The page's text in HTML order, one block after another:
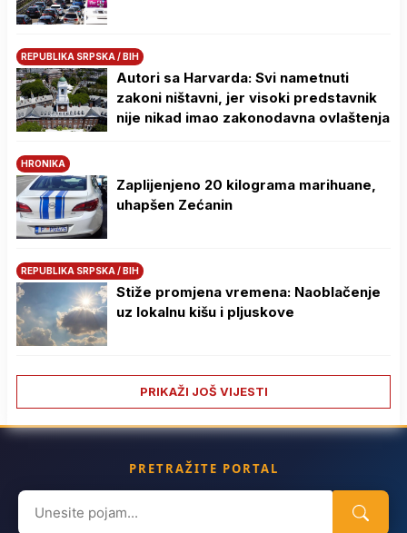
REPUBLIKA SRPSKA / BIH
Autori sa Harvarda: Svi nametnuti
zakoni ništavni, jer visoki predstavnik
nije nikad imao zakonodavna ovlaštenja
HRONIKA
Zaplijenjeno 20 kilograma marihuane,
uhapšen Zećanin
REPUBLIKA SRPSKA / BIH
Stiže promjena vremena: Naoblačenje
uz lokalnu kišu i pljuskove
PRIKAŽI JOŠ VIJESTI
PRETRAŽITE PORTAL
Search
for: